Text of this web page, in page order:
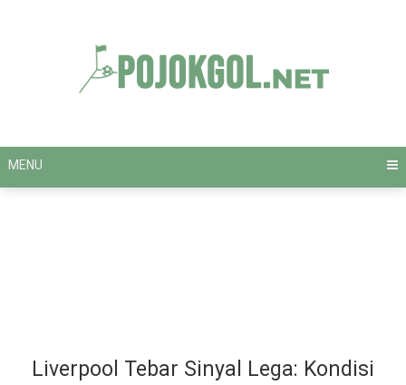
MENU
Liverpool Tebar Sinyal Lega: Kondisi